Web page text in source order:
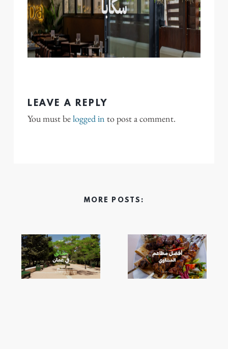
LEAVE A REPLY
You must belogged in to post a comment.
MORE POSTS: